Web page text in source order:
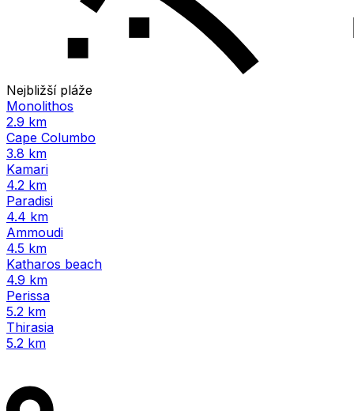
Nejbližší pláže
Monolithos
2.9 km
Cape Columbo
3.8 km
Kamari
4.2 km
Paradisi
4.4 km
Ammoudi
4.5 km
Katharos beach
4.9 km
Perissa
5.2 km
Thirasia
5.2 km